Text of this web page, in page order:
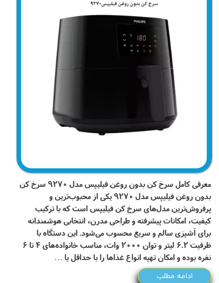
معرفی کامل سرخ کن بدون روغن فیلیپس مدل 9270 سرخ کن
بدون روغن فیلیپس مدل 9270 یکی از محبوب‌ترین و
پرفروش‌ترین مدل‌های سرخ کن فیلیپس است که با ترکیب
کیفیت، امکانات پیشرفته و طراحی مدرن، انتخابی هوشمندانه
برای آشپزی سالم و سریع محسوب می‌شود. این دستگاه با
ظرفیت 6.2 لیتر و توان 2000 وات، مناسب خانواده‌های 4 تا 6
نفره بوده و امکان تهیه انواع غذاها را با حداقل یا …
ادامه مطلب